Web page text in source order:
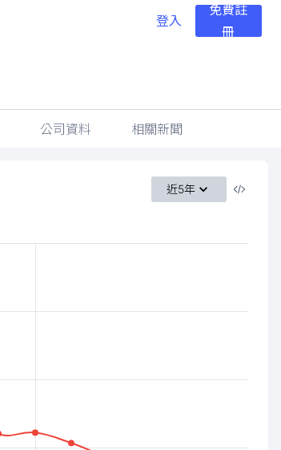
登入
免費註
冊
公司資料 相關新聞
近5年